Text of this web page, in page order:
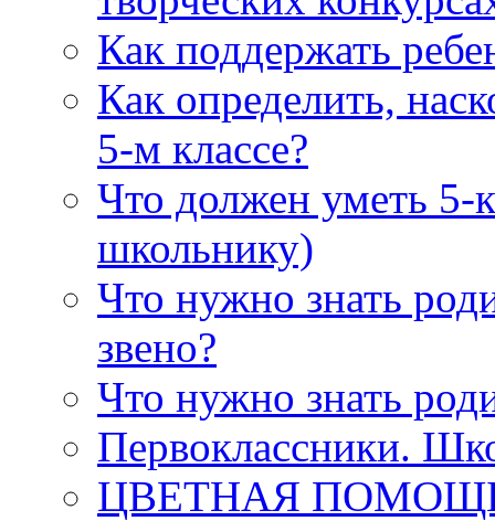
Как поддержать
Как определить,
5-м классе?
Что должен уметь 5-
школьнику)
Что нужно знать
звено?
Что нужно знать
Первоклассники.
ЦВЕТНАЯ ПОМОЩЬ